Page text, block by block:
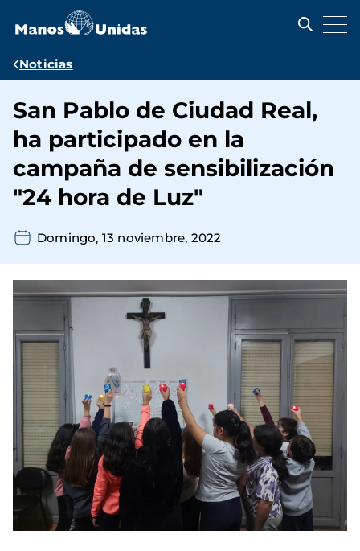
contenido
Ruta
navegación
Noticias
San Pablo de Ciudad Real,
ha participado en la
campaña de sensibilización
"24 hora de Luz"
Domingo, 13 noviembre, 2022